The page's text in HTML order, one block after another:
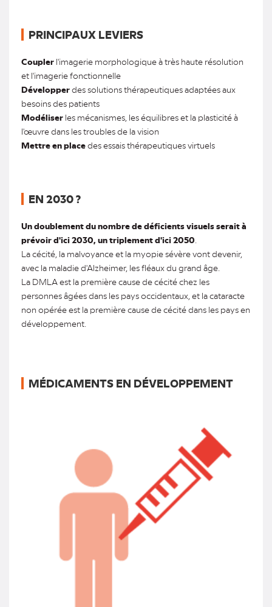
PRINCIPAUX LEVIERS
Coupler l'imagerie morphologique à très haute résolution
et l'imagerie fonctionnelle
Développerdes solutions thérapeutiques adaptées aux
besoins des patients
Modéliser les mécanismes, les équilibres et la plasticité à
l'œuvre dans les troubles de la vision
Mettre en placedes essais thérapeutiques virtuels
EN 2030 ?
Un doublement du nombre de déficients visuels serait à
prévoir d'ici 2030, un triplement d'ici 2050
La cécité, la malvoyance et la myopie sévère vont devenir,
avec la maladie d'Alzheimer, les fléaux du grand âge.
La DMLA est la première cause de cécité chez les
personnes âgées dans les pays occidentaux, et la cataracte
non opérée est la première cause de cécité dans les pays en
développement.
MÉDICAMENTS EN DÉVELOPPEMENT